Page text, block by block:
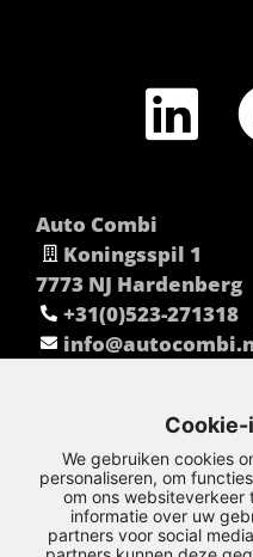
Auto Combi
Koningsspil 1
7773 NJ Hardenberg
+31(0)523-271318
We gebruiken cookies
personaliseren, om
om ons websiteverkeer
informatie over uw
partners voor social